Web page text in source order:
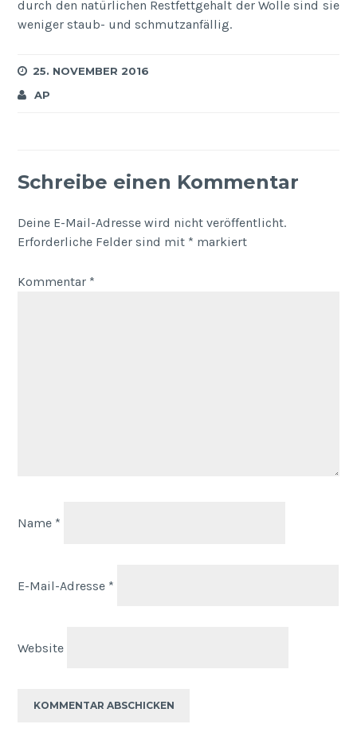
durch den natürlichen Restfettgehalt der Wolle sind sie
weniger staub- und schmutzanfällig.
25. NOVEMBER 2016
AP
Schreibe einen Kommentar
Deine E-Mail-Adresse wird nicht veröffentlicht.
Erforderliche Felder sind mit * markiert
Kommentar *
Name *
E-Mail-Adresse *
Website